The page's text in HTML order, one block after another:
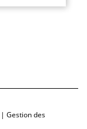
| Gestion des